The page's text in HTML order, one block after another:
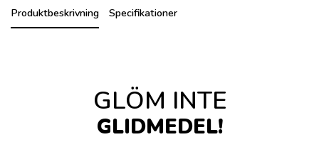
Produktbeskrivning Specifikationer
GLÖM INTE
GLIDMEDEL!